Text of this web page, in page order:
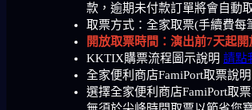
款，逾期未付款訂單將會自動
取票方式：全家取票(手續費每
開放取票時間：演出前7天起
KKTIX購票流程圖示說明 請點
全家便利商店FamiPort取票說明
選擇全家便利商店FamiPort取